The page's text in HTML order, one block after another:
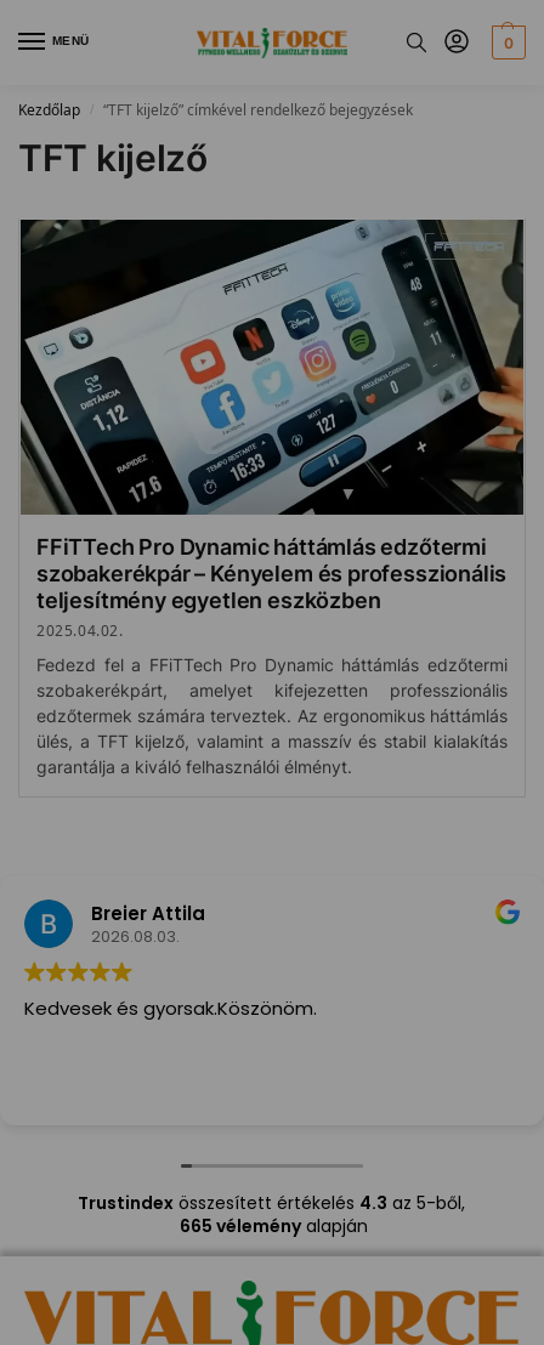
MENÜ 0
Kezdőlap / “TFT kijelző” címkével rendelkező bejegyzések
TFT kijelző
FFiTTech Pro Dynamic háttámlás edzőtermi
szobakerékpár – Kényelem és professzionális
teljesítmény egyetlen eszközben
2025.04.02.
Fedezd fel a FFiTTech Pro Dynamic háttámlás edzőtermi
szobakerékpárt, amelyet kifejezetten professzionális
edzőtermek számára terveztek. Az ergonomikus háttámlás
ülés, a TFT kijelző, valamint a masszív és stabil kialakítás
garantálja a kiváló felhasználói élményt.
Breier Attila
2026.08.03.
Kedvesek és gyorsak.Köszönöm.
Trustindexösszesített értékelés 4.3 az 5-ből,
665 véleményalapján